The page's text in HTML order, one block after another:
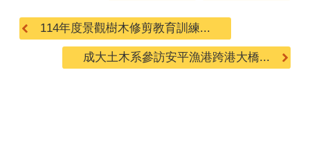
114年度景觀樹木修剪教育訓練...
成大土木系參訪安平漁港跨港大橋...